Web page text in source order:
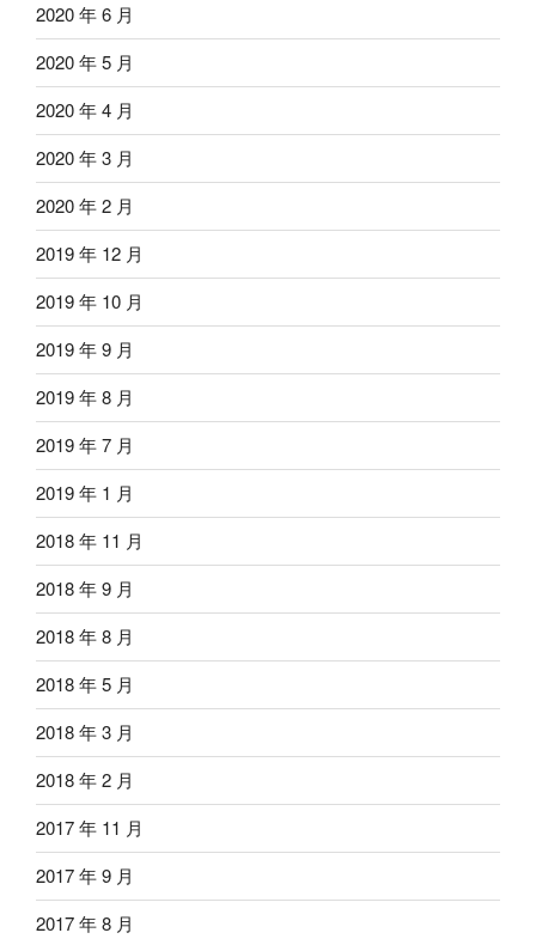
2020 年 6 月
2020 年 5 月
2020 年 4 月
2020 年 3 月
2020 年 2 月
2019 年 12 月
2019 年 10 月
2019 年 9 月
2019 年 8 月
2019 年 7 月
2019 年 1 月
2018 年 11 月
2018 年 9 月
2018 年 8 月
2018 年 5 月
2018 年 3 月
2018 年 2 月
2017 年 11 月
2017 年 9 月
2017 年 8 月